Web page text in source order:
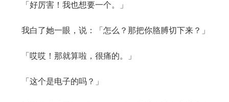
「好厉害！我也想要一个。」
我白了她一眼，说：「怎么？那把你胳膊切下来？」
「哎哎！那就算啦，很痛的。」
「这个是电子的吗？」